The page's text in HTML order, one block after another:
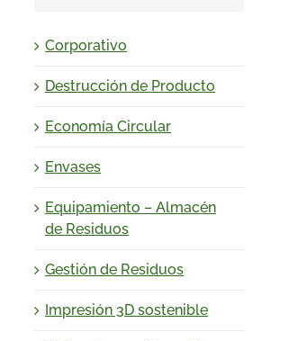
Corporativo
Destrucción de Producto
Economía Circular
Envases
Equipamiento – Almacén
de Residuos
Gestión de Residuos
Impresión 3D sostenible